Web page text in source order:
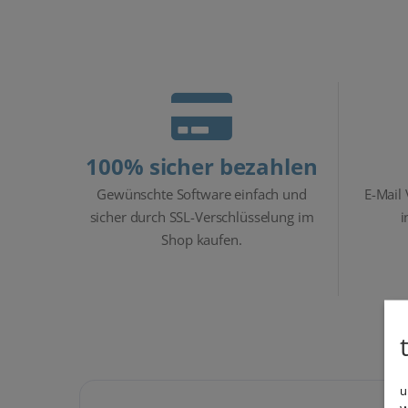
100% sicher bezahlen
Gewünschte Software einfach und
sicher durch SSL-Verschlüsselung im
Shop kaufen.
E-Mail